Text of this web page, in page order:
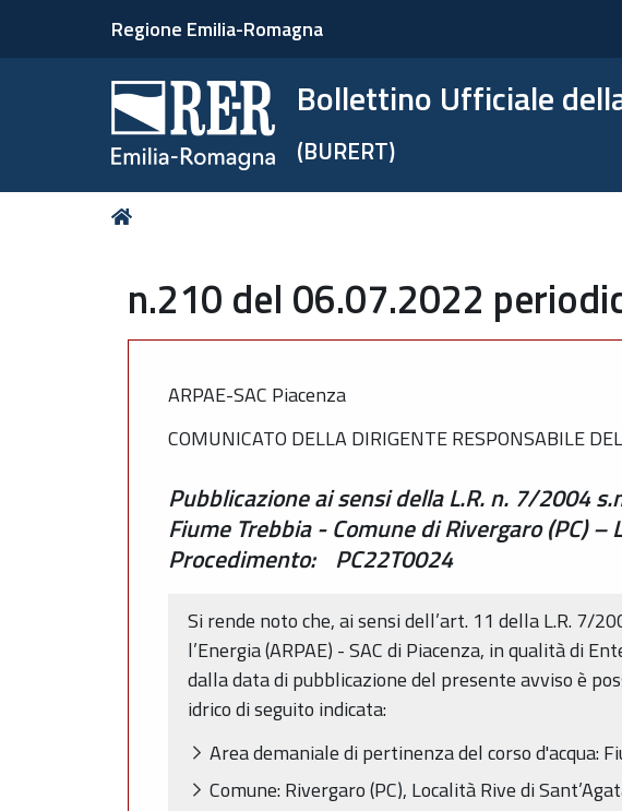
Regione Emilia-Romagna
Bollettino Ufficiale
(BURERT)
Tu
n.210 del 06.07.2022
ARPAE-SAC Piacenza
COMUNICATO DELLA DIRIGENTE RESPONSABILE
Pubblicazione ai sensi della L.R. n. 7/2004
Fiume Trebbia - Comune di Rivergaro (PC)
Procedimento: PC22T0024
Si rende noto che, ai sensi dell’art. 11 della L.R. 7/
l’Energia (ARPAE) - SAC di Piacenza, in qualità di
dalla data di pubblicazione del presente avviso è
idrico di seguito indicata:
Area demaniale di pertinenza del corso d'acqua:
Comune: Rivergaro (PC), Località Rive di